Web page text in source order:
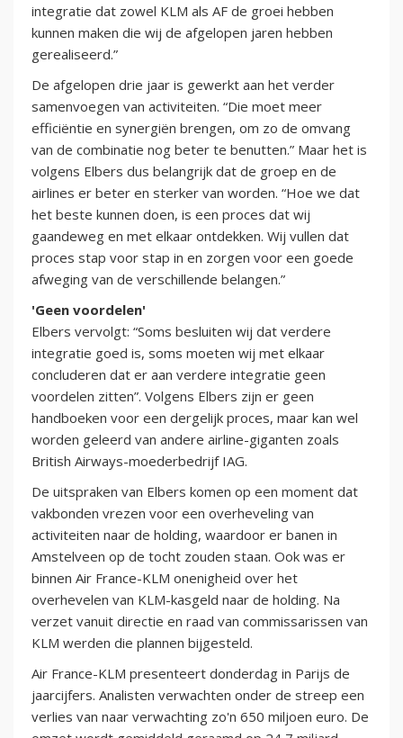
integratie dat zowel KLM als AF de groei hebben
kunnen maken die wij de afgelopen jaren hebben
gerealiseerd.”
De afgelopen drie jaar is gewerkt aan het verder
samenvoegen van activiteiten. “Die moet meer
efficiëntie en synergiën brengen, om zo de omvang
van de combinatie nog beter te benutten.” Maar het is
volgens Elbers dus belangrijk dat de groep en de
airlines er beter en sterker van worden. “Hoe we dat
het beste kunnen doen, is een proces dat wij
gaandeweg en met elkaar ontdekken. Wij vullen dat
proces stap voor stap in en zorgen voor een goede
afweging van de verschillende belangen.”
'Geen voordelen'
Elbers vervolgt: “Soms besluiten wij dat verdere
integratie goed is, soms moeten wij met elkaar
concluderen dat er aan verdere integratie geen
voordelen zitten”. Volgens Elbers zijn er geen
handboeken voor een dergelijk proces, maar kan wel
worden geleerd van andere airline-giganten zoals
British Airways-moederbedrijf IAG.
De uitspraken van Elbers komen op een moment dat
vakbonden vrezen voor een overheveling van
activiteiten naar de holding, waardoor er banen in
Amstelveen op de tocht zouden staan. Ook was er
binnen Air France-KLM onenigheid over het
overhevelen van KLM-kasgeld naar de holding. Na
verzet vanuit directie en raad van commissarissen van
KLM werden die plannen bijgesteld.
Air France-KLM presenteert donderdag in Parijs de
jaarcijfers. Analisten verwachten onder de streep een
verlies van naar verwachting zo'n 650 miljoen euro. De